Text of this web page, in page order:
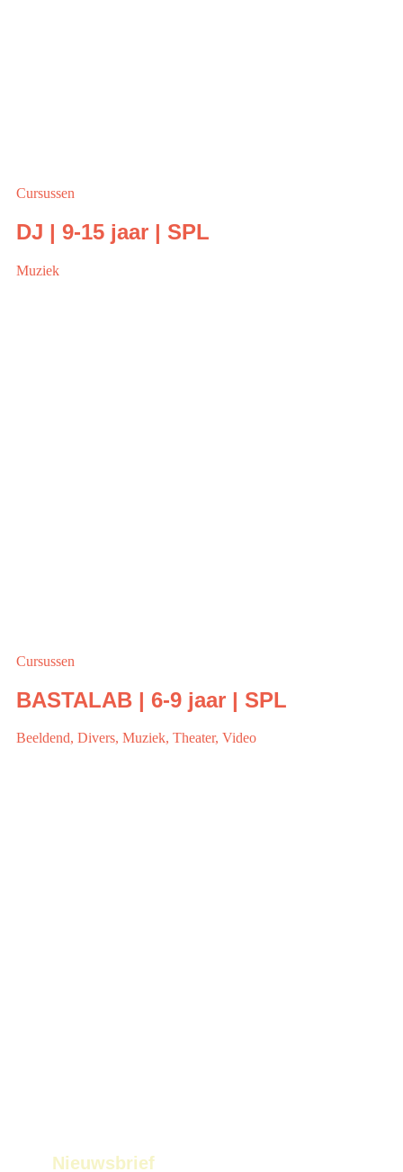
Cursussen
DJ | 9-15 jaar | SPL
Muziek
Cursussen
BASTALAB | 6-9 jaar | SPL
Beeldend, Divers, Muziek, Theater, Video
Nieuwsbrief